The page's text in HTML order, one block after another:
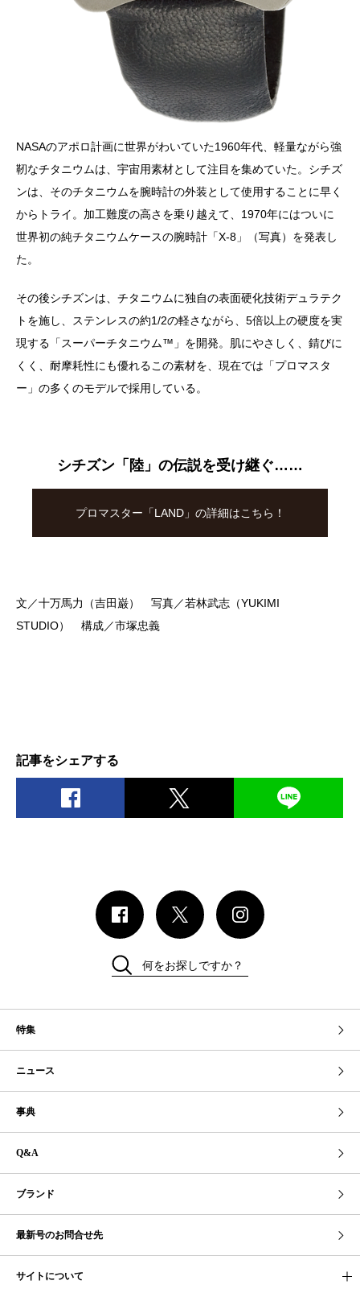
NASAのアポロ計画に世界がわいていた1960年代、軽量ながら強
靭なチタニウムは、宇宙用素材として注目を集めていた。シチズ
ンは、そのチタニウムを腕時計の外装として使用することに早く
からトライ。加工難度の高さを乗り越えて、1970年にはついに
世界初の純チタニウムケースの腕時計「X-8」（写真）を発表し
た。
その後シチズンは、チタニウムに独自の表面硬化技術デュラテク
トを施し、ステンレスの約1/2の軽さながら、5倍以上の硬度を実
現する「スーパーチタニウム™️」を開発。肌にやさしく、錆びに
くく、耐摩耗性にも優れるこの素材を、現在では「プロマスタ
ー」の多くのモデルで採用している。
シチズン「陸」の伝説を受け継ぐ……
プロマスター「LAND」の詳細はこちら！
文／十万馬力（吉田巌） 写真／若林武志（YUKIMI
STUDIO） 構成／市塚忠義
記事をシェアする
特集
ニュース
事典
Q&A
ブランド
最新号のお問合せ先
何をお探しですか？
サイトについて